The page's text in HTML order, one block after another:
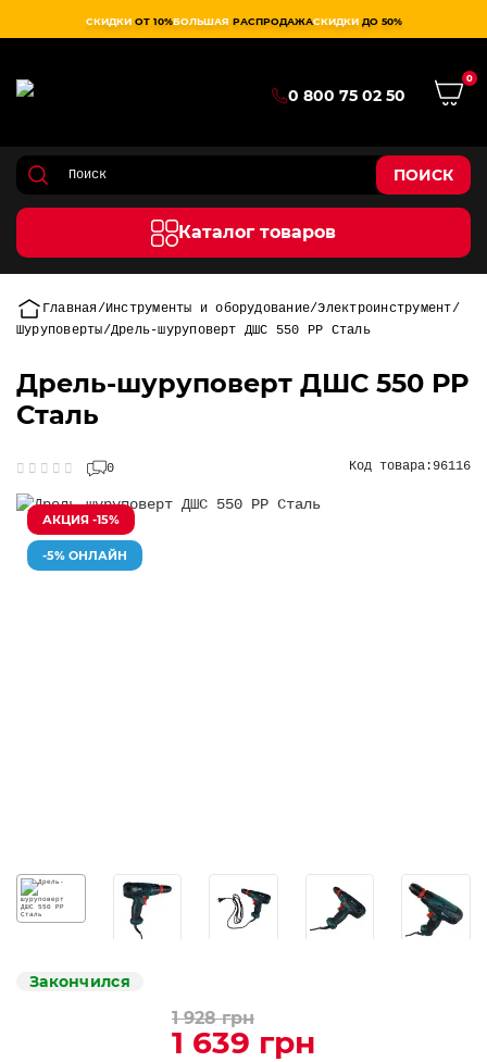
СКИДКИ ОТ 10%БОЛЬШАЯ РАСПРОДАЖАСКИДКИ ДО 50%
0 800 75 02 50
0
ПОИСК
Каталог товаров
Главная Инструменты и оборудование Электроинструмент
Шуруповерты Дрель-шуруповерт ДШС 550 РР Сталь
Дрель-шуруповерт ДШС 550 РР
Сталь
0 Код товара:96116
АКЦИЯ -15%
-5% ОНЛАЙН
Закончился
1 928 грн
1 639 грн